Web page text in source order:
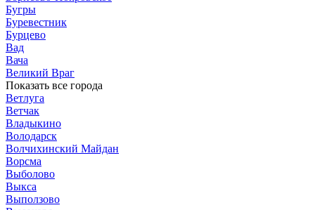
Бугры
Буревестник
Бурцево
Вад
Вача
Великий Враг
Показать все города
Ветлуга
Ветчак
Владыкино
Володарск
Волчихинский Майдан
Ворсма
Выболово
Выкса
Выползово